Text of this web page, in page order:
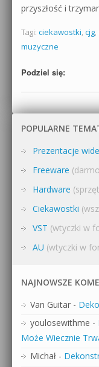
przyszłość i
Tagi: ciekawostki, cjg,
muzyczne
Podziel się:
POPULARNE
Prezentacje
Freeware
Hardware
Ciekawostki
VST (wtyczki w
AU (wtyczki w
NAJNOWSZE
Van Guitar -
youlosewithme -
Może Wiecznie
Michał -